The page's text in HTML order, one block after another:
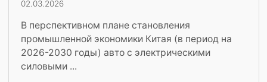
02.03.2026
В перспективном плане становления
промышленной экономики Китая (в период на
2026-2030 годы) авто с электрическими
силовыми ...